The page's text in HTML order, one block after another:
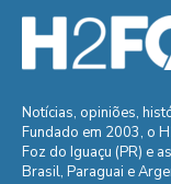
Notícias, opiniões,
Fundado em 2003, o
Foz do Iguaçu (PR) e
Brasil, Paraguai e